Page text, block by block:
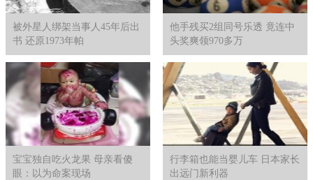
被外星人绑架当事人45年后出
书 还原1973年帕
他手残买2组同号乐透 竟连中
头奖爽领970多万
宝宝独自吃火龙果 母亲看傻
眼：以为命案现场
行李箱也能当婴儿车 日本家长
出远门新利器